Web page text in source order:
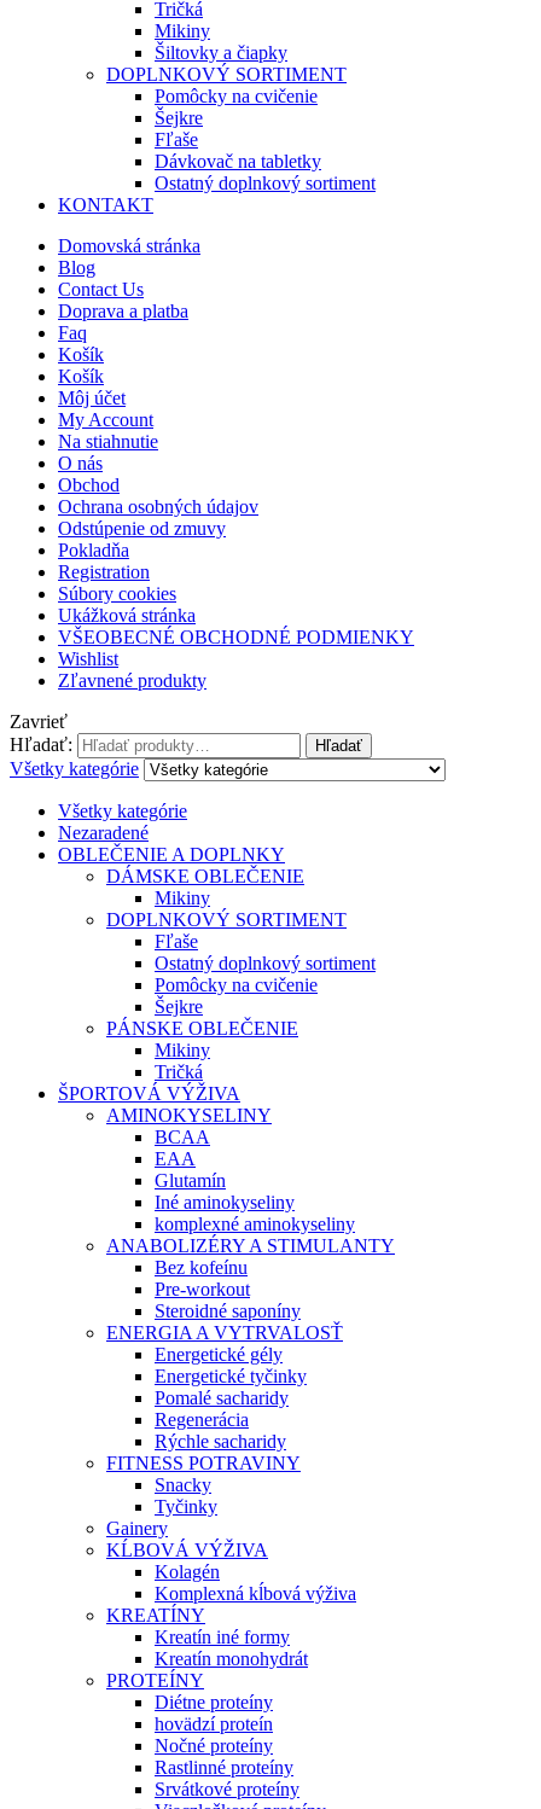
Tričká
Mikiny
Šiltovky a čiapky
DOPLNKOVÝ SORTIMENT
Pomôcky na cvičenie
Šejkre
Fľaše
Dávkovač na tabletky
Ostatný doplnkový sortiment
KONTAKT
Domovská stránka
Blog
Contact Us
Doprava a platba
Faq
Košík
Košík
Môj účet
My Account
Na stiahnutie
O nás
Obchod
Ochrana osobných údajov
Odstúpenie od zmuvy
Pokladňa
Registration
Súbory cookies
Ukážková stránka
VŠEOBECNÉ OBCHODNÉ PODMIENKY
Wishlist
Zľavnené produkty
Zavrieť
Hľadať:
Hľadať
Všetky kategórie
Všetky kategórie
Nezaradené
OBLEČENIE A DOPLNKY
DÁMSKE OBLEČENIE
Mikiny
DOPLNKOVÝ SORTIMENT
Fľaše
Ostatný doplnkový sortiment
Pomôcky na cvičenie
Šejkre
PÁNSKE OBLEČENIE
Mikiny
Tričká
ŠPORTOVÁ VÝŽIVA
AMINOKYSELINY
BCAA
EAA
Glutamín
Iné aminokyseliny
komplexné aminokyseliny
ANABOLIZÉRY A STIMULANTY
Bez kofeínu
Pre-workout
Steroidné saponíny
ENERGIA A VYTRVALOSŤ
Energetické gély
Energetické tyčinky
Pomalé sacharidy
Regenerácia
Rýchle sacharidy
FITNESS POTRAVINY
Snacky
Tyčinky
Gainery
KĹBOVÁ VÝŽIVA
Kolagén
Komplexná kĺbová výživa
KREATÍNY
Kreatín iné formy
Kreatín monohydrát
PROTEÍNY
Diétne proteíny
hovädzí proteín
Nočné proteíny
Rastlinné proteíny
Srvátkové proteíny